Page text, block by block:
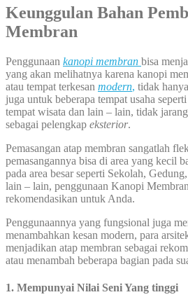
Keunggulan Bahan
Membran
Penggunaan kanopi membran bisa
yang akan melihatnya karena kanopi
atau tempat terkesan modern, tidak
juga untuk beberapa tempat usaha
tempat wisata dan lain – lain, tidak
sebagai pelengkap eksterior.
Pemasangan atap membran sangatlah
pemasangannya bisa di area yang kecil
pada area besar seperti Sekolah,
lain – lain, penggunaan Kanopi
rekomendasikan untuk Anda.
Penggunaannya yang fungsional juga
menambahkan kesan modern, para
menjadikan atap membran sebagai
atau menambah beberapa bagian pada
1. Mempunyai Nilai Seni Yang tinggi